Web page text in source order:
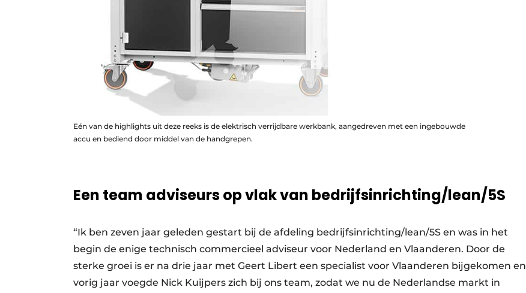
Eén van de highlights uit deze reeks is de elektrisch verrijdbare werkbank, aangedreven met een ingebouwde
accu en bediend door middel van de handgrepen.
Een team adviseurs op vlak van bedrijfsinrichting/lean/5S
“Ik ben zeven jaar geleden gestart bij de afdeling bedrijfsinrichting/lean/5S en was in het
begin de enige technisch commercieel adviseur voor Nederland en Vlaanderen. Door de
sterke groei is er na drie jaar met Geert Libert een specialist voor Vlaanderen bijgekomen en
vorig jaar voegde Nick Kuijpers zich bij ons team, zodat we nu de Nederlandse markt in